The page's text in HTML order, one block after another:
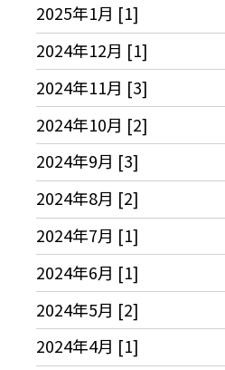
2025年1月 [1]
2024年12月 [1]
2024年11月 [3]
2024年10月 [2]
2024年9月 [3]
2024年8月 [2]
2024年7月 [1]
2024年6月 [1]
2024年5月 [2]
2024年4月 [1]